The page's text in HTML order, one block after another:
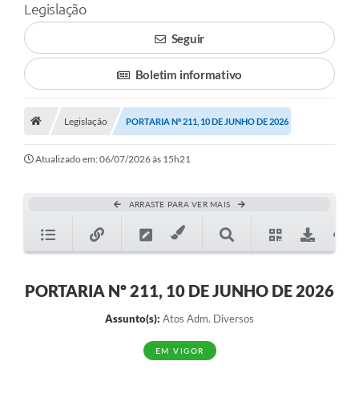
Poder Legislativo
A Prefeitura
Município
Galeria de Fotos
Ouvidoria
Legislação
Seguir
Boletim informativo
Legislação PORTARIA Nº 211, 10 DE JUNHO DE 2026
Atualizado em: 06/07/2026 às 15h21
ARRASTE PARA VER MAIS
PORTARIA Nº 211, 10 DE JUNHO DE 2026
Assunto(s): Atos Adm. Diversos
EM VIGOR